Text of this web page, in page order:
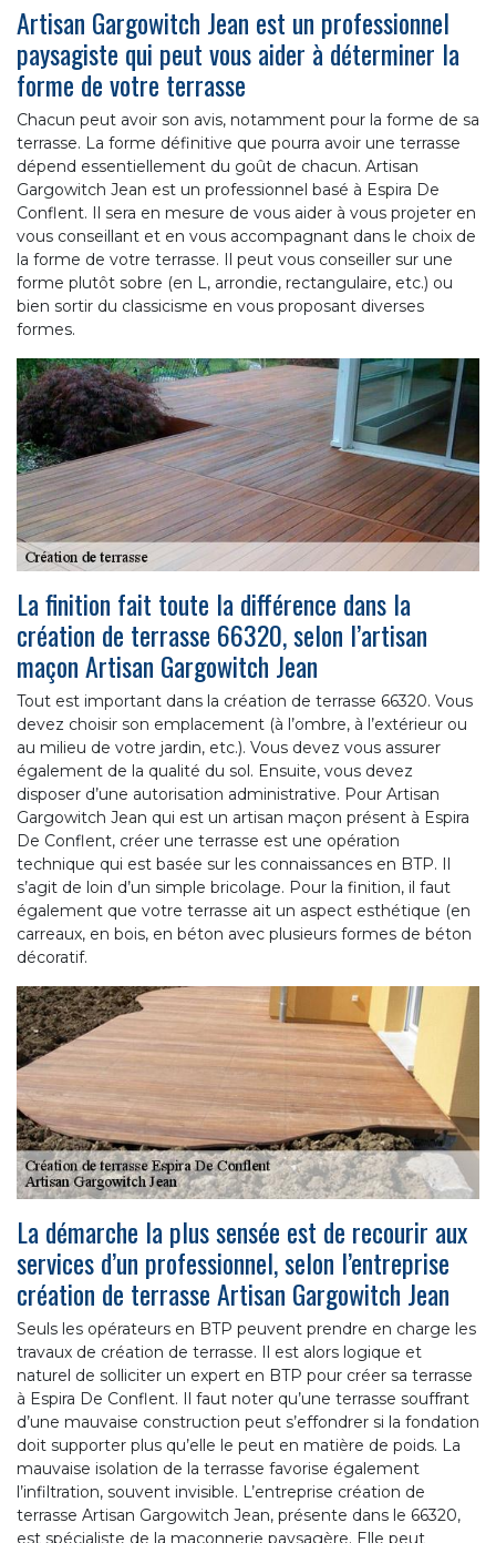
Artisan Gargowitch Jean est un professionnel
paysagiste qui peut vous aider à déterminer la
forme de votre terrasse
Chacun peut avoir son avis, notamment pour la forme de sa
terrasse. La forme définitive que pourra avoir une terrasse
dépend essentiellement du goût de chacun. Artisan
Gargowitch Jean est un professionnel basé à Espira De
Conflent. Il sera en mesure de vous aider à vous projeter en
vous conseillant et en vous accompagnant dans le choix de
la forme de votre terrasse. Il peut vous conseiller sur une
forme plutôt sobre (en L, arrondie, rectangulaire, etc.) ou
bien sortir du classicisme en vous proposant diverses
formes.
La finition fait toute la différence dans la
création de terrasse 66320, selon l’artisan
maçon Artisan Gargowitch Jean
Tout est important dans la création de terrasse 66320. Vous
devez choisir son emplacement (à l’ombre, à l’extérieur ou
au milieu de votre jardin, etc.). Vous devez vous assurer
également de la qualité du sol. Ensuite, vous devez
disposer d’une autorisation administrative. Pour Artisan
Gargowitch Jean qui est un artisan maçon présent à Espira
De Conflent, créer une terrasse est une opération
technique qui est basée sur les connaissances en BTP. Il
s’agit de loin d’un simple bricolage. Pour la finition, il faut
également que votre terrasse ait un aspect esthétique (en
carreaux, en bois, en béton avec plusieurs formes de béton
décoratif.
La démarche la plus sensée est de recourir aux
services d’un professionnel, selon l’entreprise
création de terrasse Artisan Gargowitch Jean
Seuls les opérateurs en BTP peuvent prendre en charge les
travaux de création de terrasse. Il est alors logique et
naturel de solliciter un expert en BTP pour créer sa terrasse
à Espira De Conflent. Il faut noter qu’une terrasse souffrant
d’une mauvaise construction peut s’effondrer si la fondation
doit supporter plus qu’elle le peut en matière de poids. La
mauvaise isolation de la terrasse favorise également
l’infiltration, souvent invisible. L’entreprise création de
terrasse Artisan Gargowitch Jean, présente dans le 66320,
est spécialiste de la maçonnerie paysagère. Elle peut